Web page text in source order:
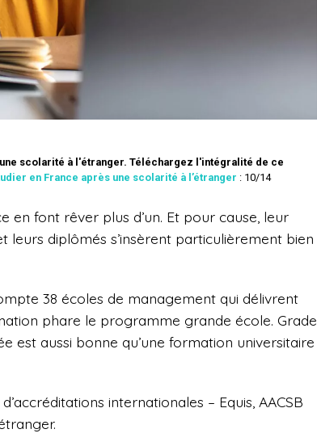
scolarité à l'étranger. Téléchargez l'intégralité de ce
en France après une scolarité à l’étranger : 10/14
en font rêver plus d’un. Et pour cause, leur
diplômés s’insèrent particulièrement bien
38 écoles de management qui délivrent
phare le programme grande école. Grade
est aussi bonne qu’une formation universitaire
internationales – Equis, AACSB